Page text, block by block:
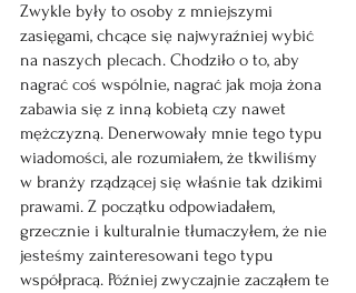
Zwykle były to osoby z mniejszymi
zasięgami, chcące się najwyraźniej wybić
na naszych plecach. Chodziło o to, aby
nagrać coś wspólnie, nagrać jak moja żona
zabawia się z inną kobietą czy nawet
mężczyzną. Denerwowały mnie tego typu
wiadomości, ale rozumiałem, że tkwiliśmy
w branży rządzącej się właśnie tak dzikimi
prawami. Z początku odpowiadałem,
grzecznie i kulturalnie tłumaczyłem, że nie
jesteśmy zainteresowani tego typu
współpracą. Później zwyczajnie zacząłem te